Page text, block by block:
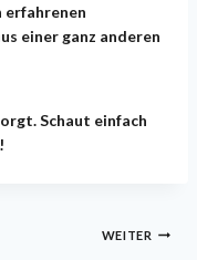
erfahrenen
einer ganz anderen
Schaut einfach
WEITER